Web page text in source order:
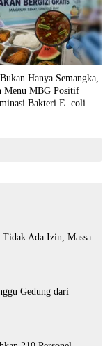
Hanya Semangka,
Menu MBG Positif
Bakteri E. coli
Ada Izin, Massa
Gedung dari